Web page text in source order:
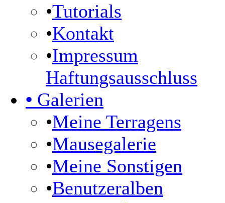
•Tutorials
•Kontakt
•Impressum
Haftungsausschluss
• Galerien
•Meine Terragens
•Mausegalerie
•Meine Sonstigen
•Benutzeralben